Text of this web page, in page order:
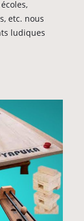
etc. nous
ludiques